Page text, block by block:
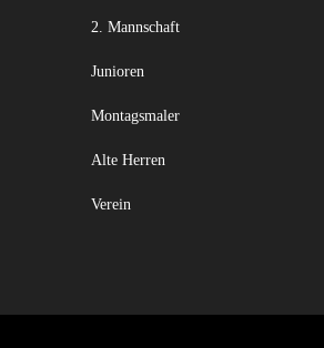
2. Mannschaft
Junioren
Montagsmaler
Alte Herren
Verein